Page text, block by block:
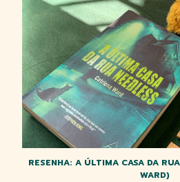
RESENHA: A ÚLTIMA CASA DA
WARD)